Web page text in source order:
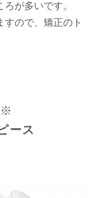
が多いです。
すので、矯正のト
※
ース